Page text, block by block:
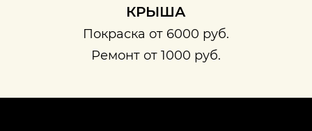
КРЫША
Покраска от 6000 руб.
Ремонт от 1000 руб.